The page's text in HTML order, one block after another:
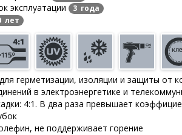
эксплуатации 3 года
лет
герметизации, изоляции и защиты от
в электроэнергетике и
4:1. В два раза превышает
не поддерживает горение